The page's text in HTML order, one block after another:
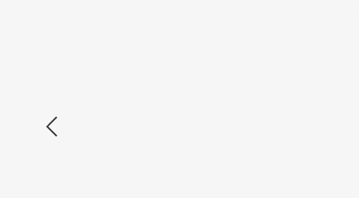
Extra feltétek